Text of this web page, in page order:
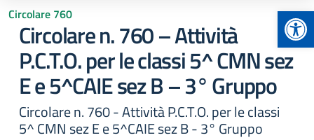
Circolare 760
Circolare n. 760 – Attività
P.C.T.O. per le classi 5^ CMN sez
E e 5^CAIE sez B – 3° Gruppo
Circolare n. 760 - Attività P.C.T.O. per le classi
5^ CMN sez E e 5^CAIE sez B - 3° Gruppo